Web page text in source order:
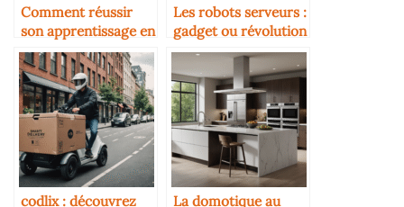
Comment réussir
son apprentissage en
cuisine
Les robots serveurs :
gadget ou révolution
?
codlix : découvrez
La domotique au